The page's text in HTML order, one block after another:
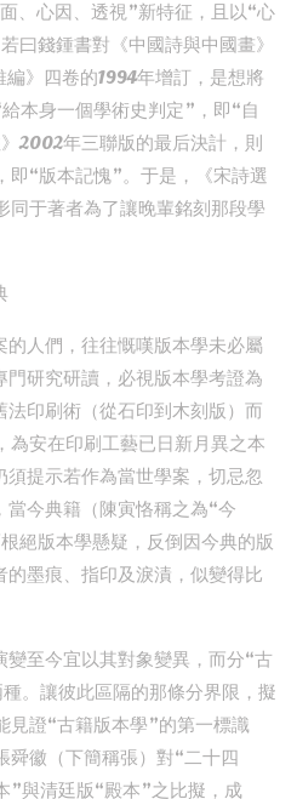
、心因、透視”新特征，且以“心
曰錢鍾書對《中國詩與中國畫》
》四卷的1994年增訂，是想將
本身一個學術史判定”，即“自
2002年三聯版的最后決計，則
即“版本記愧”。于是，《宋詩選
同于著者為了讓晚輩銘刻那段學
人們，往往慨嘆版本學未必屬
研究研讀，必視版本學考證為
印刷術（從石印到木刻版）而
為安在印刷工藝已日新月異之本
提示若作為當世學案，切忌忽
今典籍（陳寅恪稱之為“今
絕版本學懸疑，反倒因今典的版
墨痕、指印及淚漬，似變得比
變至今宜以其對象變異，而分“古
。讓彼此區隔的那條分界限，擬
見證“古籍版本學”的第一標識
舜徽（下簡稱張）對“二十四
”與清廷版“殿本”之比擬，成